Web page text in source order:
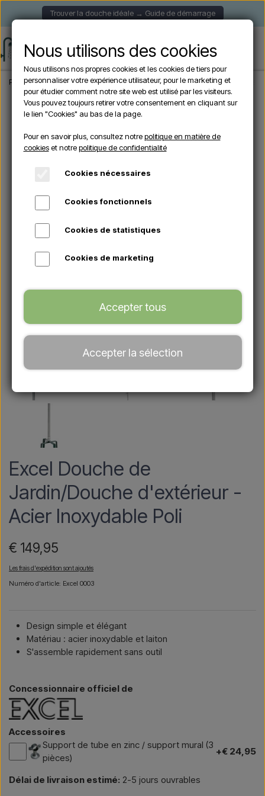
Trouver la douche idéale → Guide de démarrage
Page d'accueil Douche de Jardin Douches autoportantes Excel Douche
Excel Douche de
Jardin/Douche d'extérieur -
Acier Inoxydable Poli
€ 149,95
Les frais d'expédition sont ajoutés
Numéro d'article: Excel 0003
Design simple et élégant
Matériau : acier inoxydable et laiton
S'assemble rapidement sans outil
Concessionnaire officiel de
Accessoires
Support de tube en zinc / support mural (3
pièces)
+€ 24,95
Délai de livraison estimé: 2-5 jours ouvrables
Nous utilisons des cookies
Nous utilisons nos propres cookies et les cookies de tiers pour
personnaliser votre expérience utilisateur, pour le marketing et
pour étudier comment notre site web est utilisé par les visiteurs.
Vous pouvez toujours retirer votre consentement en cliquant sur
le lien "Cookies" au bas de la page.
Pour en savoir plus, consultez notrepolitique en matière de
cookieset notrepolitique de confidentialité
Cookies nécessaires
Cookies fonctionnels
Cookies de statistiques
Cookies de marketing
Accepter tous
Accepter la sélection